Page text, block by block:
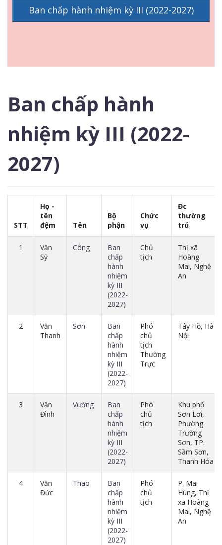
Ban chấp hành nhiệm kỳ III (2022-2027)
Ban chấp hành
nhiệm kỳ III (2022-
2027)
STT
Họ -
tên
đệm
Tên
Bộ
phận
Chức
vụ
Đc
thường
trú
1
Văn
Sỹ
Công
Ban
chấp
hành
nhiệm
kỳ III
(2022-
2027)
Chủ
tịch
Thị xã
Hoàng
Mai, Nghệ
An
2
Văn
Thanh
Sơn
Ban
chấp
hành
nhiệm
kỳ III
(2022-
2027)
Phó
chủ
tịch
Thường
Trực
Tây Hồ, Hà
Nội
3
Văn
Đình
Vường
Ban
chấp
hành
nhiệm
kỳ III
(2022-
2027)
Phó
chủ
tịch
Khu phố
Sơn Lơi,
Phường
Trường
Sơn, TP.
Sầm Sơn,
Thanh Hóa
4
Văn
Đức
Thao
Ban
chấp
hành
nhiệm
kỳ III
(2022-
2027)
Phó
chủ
tịch
P. Mai
Hùng, Thị
xã Hoàng
Mai, Nghệ
An